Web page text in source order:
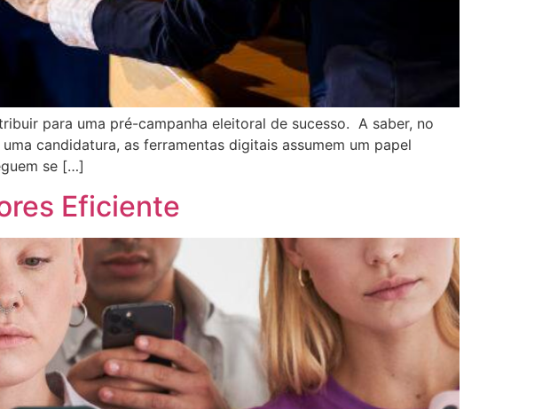
para uma pré-campanha eleitoral de sucesso. A saber, no
candidatura, as ferramentas digitais assumem um papel
se […]
Eficiente